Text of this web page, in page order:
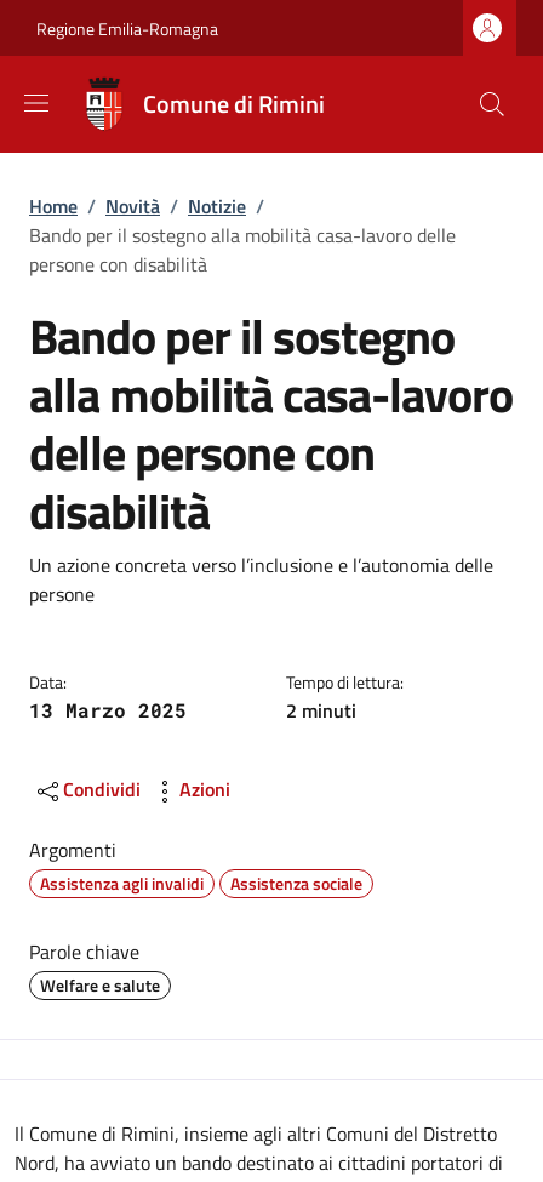
Regione Emilia-Romagna
Comune di Rimini
Briciole di pane
Home / Novità / Notizie /
Bando per il sostegno alla mobilità casa-lavoro delle
persone con disabilità
Bando per il sostegno
alla mobilità casa-lavoro
delle persone con
disabilità
Dettagli
Descrizione breve
Un azione concreta verso l’inclusione e l’autonomia delle
persone
Data:
13 Marzo 2025
Tempo di lettura:
2 minuti
Condividi Azioni
Argomenti
Assistenza agli invalidi Assistenza sociale
Parole chiave
Welfare e salute
Descrizione
Il Comune di Rimini, insieme agli altri Comuni del Distretto
Nord, ha avviato un bando destinato ai cittadini portatori di